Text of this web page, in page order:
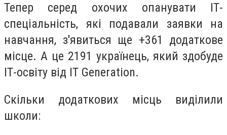
Тепер серед охочих опанувати ІТ-
спеціальність, які подавали заявки на
навчання, з'явиться ще +361 додаткове
місце. А це 2191 українець, який здобуде
ІТ-освіту від IT Generation.
Скільки додаткових місць виділили
школи: